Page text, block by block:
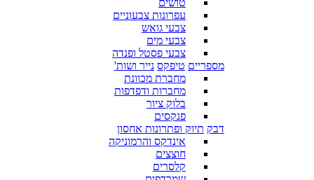
טושים
עפרונות צבעוניים
צבעי גואש
צבעי מים
צבעי פסטל ופנדה
מספריים טיפקס נייר ושות'
מחברת מכוונת
מחברות ודפדפות
בלוק ציור
פנקסים
דבק תיוק ופתרונות אחסון
אינדקס והרמוניקה
חוצצים
קלסרים